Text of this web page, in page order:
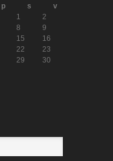
p s
v
1
2
8
9
15
16
22
23
29
30